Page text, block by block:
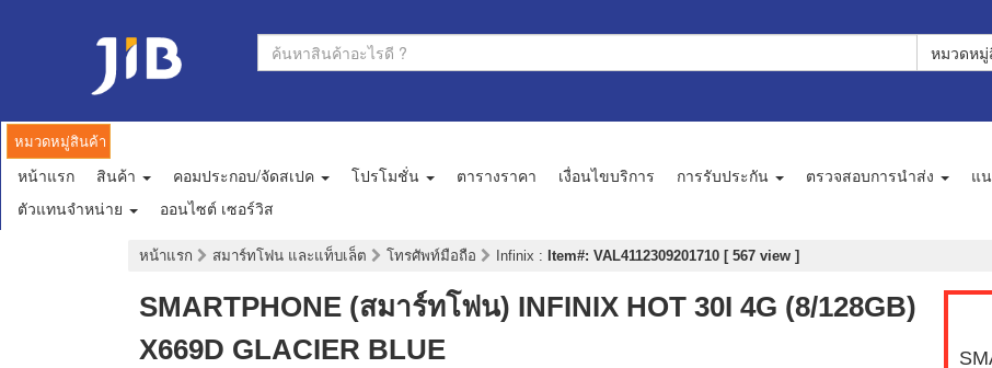
หมวดห
หมวดหมู่สินค้า
หน้าแรก สินค้า คอมประกอบ/จัดสเปค โปรโมชั่น ตารางราคา เงื่อนไขบริการ การรับประกัน ตรวจสอบการนำส่ง แ
ตัวแทนจำหน่าย
ออนไซต์ เซอร์วิส
หน้าแรก สมาร์ทโฟน และแท็บเล็ต โทรศัพท์มือถือ Infinix : Item#: VAL4112309201710 [ 567 view ]
SMARTPHONE (สมาร์ทโฟน) INFINIX HOT 30I 4G (8/128GB)
X669D GLACIER BLUE